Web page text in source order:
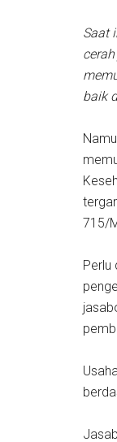
Saat
baik
715/
Perlu